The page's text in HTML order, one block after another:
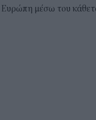
μέσω του